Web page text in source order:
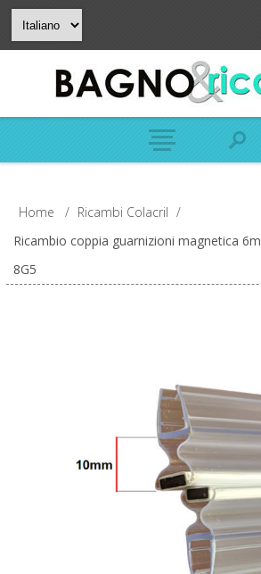
Home / Ricambi Colacril /
Ricambio coppia guarnizioni magnetica
8G5